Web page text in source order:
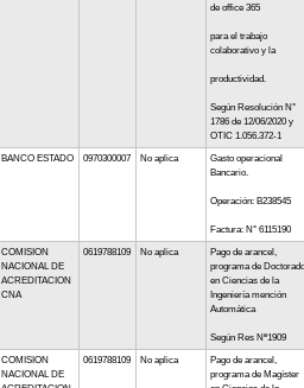
de office 365
para el trabajo
colaborativo y la
productividad.
Según Resolución N°
1786 de 12/06/2020 y
OTIC 1.056.372-1
BANCO ESTADO 0970300007 No aplica
Gasto operacional
Bancario.
Operación: B238545
Factura: N° 6115190
COMISION
NACIONAL DE
ACREDITACION
CNA
0619788109 No aplica
Pago de arancel,
programa de Doctorado
en Ciencias de la
Ingeniería mención
Automática
Según Res Nª1909
COMISION
NACIONAL DE
0619788109 No aplica
Pago de arancel,
programa de Magíster